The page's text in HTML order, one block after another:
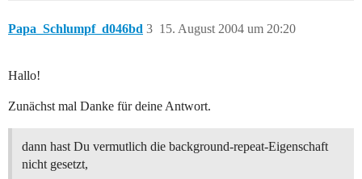
Papa_Schlumpf_d046bd 15. August 2004 um 20:20
3
Hallo!
Zunächst mal Danke für deine Antwort.
dann hast Du vermutlich die background-repeat-Eigenschaft
nicht gesetzt,